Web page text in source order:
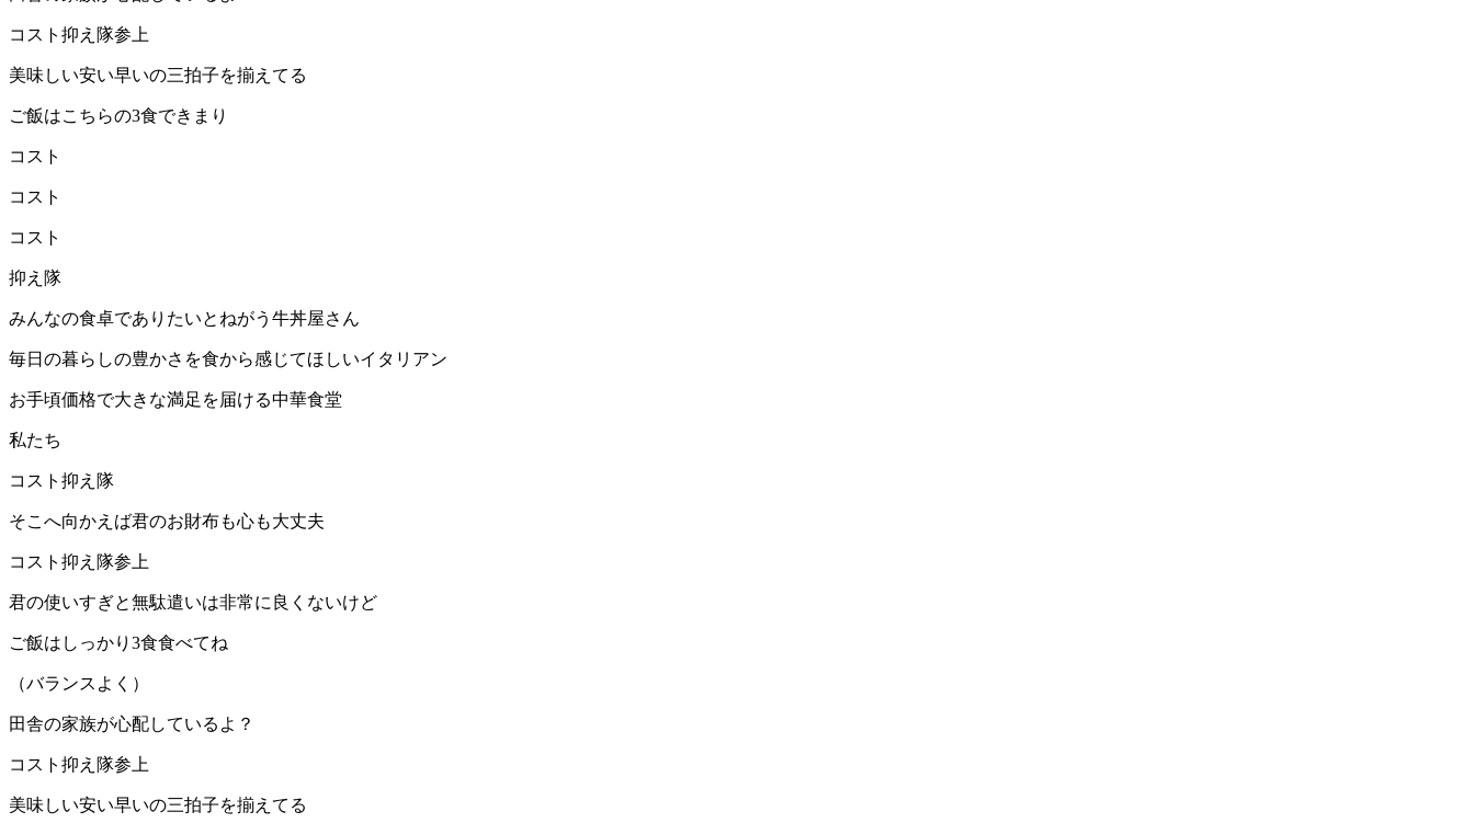
コスト抑え隊参上
美味しい安い早いの三拍子を揃えてる
ご飯はこちらの3食できまり
コスト
コスト
コスト
抑え隊
みんなの食卓でありたいとねがう牛丼屋さん
毎日の暮らしの豊かさを食から感じてほしいイタリアン
お手頃価格で大きな満足を届ける中華食堂
私たち
コスト抑え隊
そこへ向かえば君のお財布も心も大丈夫
コスト抑え隊参上
君の使いすぎと無駄遣いは非常に良くないけど
ご飯はしっかり3食食べてね
（バランスよく）
田舎の家族が心配しているよ？
コスト抑え隊参上
美味しい安い早いの三拍子を揃えてる